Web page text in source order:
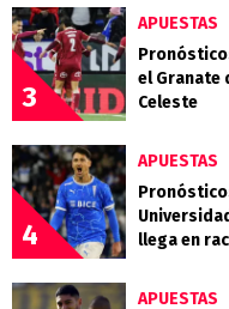
3
APUESTAS
el Granate
Celeste
4
APUESTAS
llega en
APUESTAS